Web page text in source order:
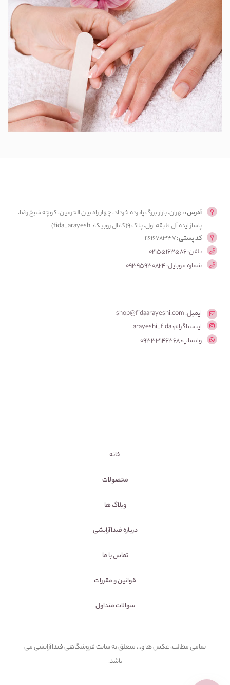
آدرس:تهران، بازار بزرگ پانزده خرداد، چهار راه بین الحرمین، کوچه شیخ رضا،
پاساژ ایده آل طبقه اول، پلاک ۹(کانال روبیکا: fida_arayeshi)
کد پستی:1161678337
تلفن: 02155163586
شماره موبایل: 09395930824
ایمیل: shop@fidaarayeshi.com
اینستاگرام: arayeshi_fida
واتساپ: 09333146368
خانه
محصولات
وبلاگ ها
درباره فیداآرایشی
تماس با ما
قوانین و مقررات
سوالات متداول
تمامی مطالب، عکس ها و... متعلق به سایت فروشگاهی فیداآرایشی می
باشد.